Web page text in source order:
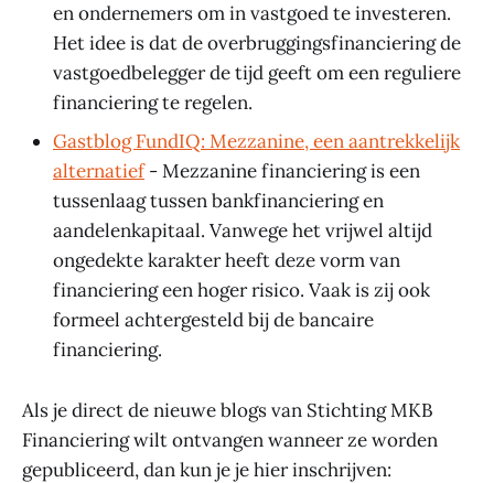
en ondernemers om in vastgoed te investeren.
Het idee is dat de overbruggingsfinanciering de
vastgoedbelegger de tijd geeft om een reguliere
financiering te regelen.
Gastblog FundIQ: Mezzanine, een aantrekkelijk
alternatief- Mezzanine financiering is een
tussenlaag tussen bankfinanciering en
aandelenkapitaal. Vanwege het vrijwel altijd
ongedekte karakter heeft deze vorm van
financiering een hoger risico. Vaak is zij ook
formeel achtergesteld bij de bancaire
financiering.
Als je direct de nieuwe blogs van Stichting MKB
Financiering wilt ontvangen wanneer ze worden
gepubliceerd, dan kun je je hier inschrijven: